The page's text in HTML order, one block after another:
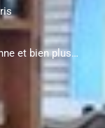
et bien plus…